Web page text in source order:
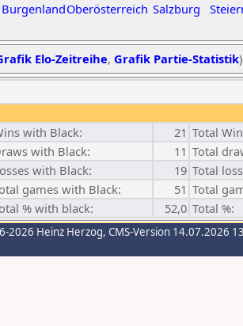
BurgenlandOberösterreich Salzburg
Elo-Zeitreihe, Grafik Partie-Statistik)
with Black: 21 Total
with Black: 11 Total
with Black: 19 Total
games with Black: 51 Total
% with black: 52,0 Total %:
2026 Heinz Herzog, CMS-Version 14.07.2026